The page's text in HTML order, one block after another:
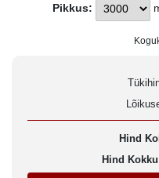
Pikkus:
Hind
Hind